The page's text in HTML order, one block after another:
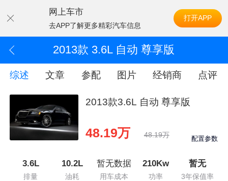
网上车市
去APP了解更多精彩汽车信息
打开APP
2013款 3.6L 自动 尊享版
综述 文章 参配 图片 经销商 点评
2013款3.6L 自动 尊享版
48.19万 48.19万 配置参数
3.6L
排量
10.2L
油耗
暂无数据
用车成本
210Kw
功率
暂无
3年保值率